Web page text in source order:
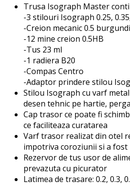
Trusa Isograph Master
-3 stilouri Isograph 0.25,
-Creion mecanic 0.5
-12 mine creion 0.5HB
-Tus 23 ml
-1 radiera B20
-Compas Centro
-Adaptor prindere stilou
Stilou Isograph cu varf
desen tehnic pe hartie,
Cap trasor ce poate fi
ce faciliteaza curatarea
Varf trasor realizat din otel
impotriva coroziunii si a fost
Rezervor de tus usor de
prevazuta cu picurator
Latimea de trasare: 0.2, 0.3,